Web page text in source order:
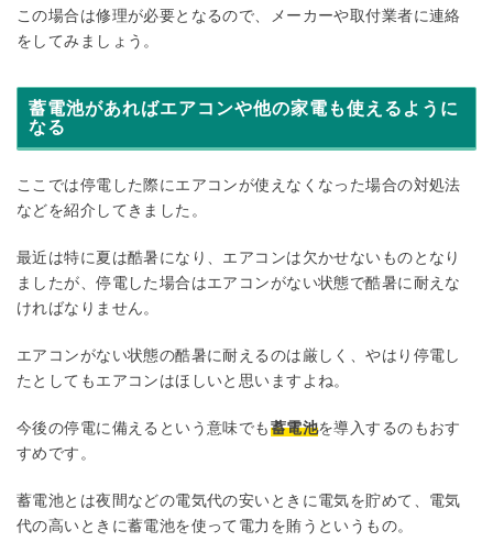
この場合は修理が必要となるので、メーカーや取付業者に連絡
をしてみましょう。
蓄電池があればエアコンや他の家電も使えるように
なる
ここでは停電した際にエアコンが使えなくなった場合の対処法
などを紹介してきました。
最近は特に夏は酷暑になり、エアコンは欠かせないものとなり
ましたが、停電した場合はエアコンがない状態で酷暑に耐えな
ければなりません。
エアコンがない状態の酷暑に耐えるのは厳しく、やはり停電し
たとしてもエアコンはほしいと思いますよね。
今後の停電に備えるという意味でも蓄電池を導入するのもおす
すめです。
蓄電池とは夜間などの電気代の安いときに電気を貯めて、電気
代の高いときに蓄電池を使って電力を賄うというもの。